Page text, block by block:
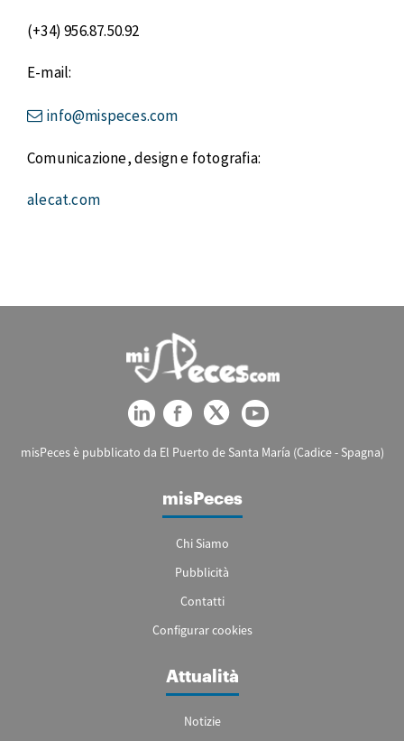
(+34) 956.87.50.92
E-mail:
info@mispeces.com
Comunicazione, design e fotografia:
alecat.com
misPeces è pubblicato da El Puerto de Santa María (Cadice - Spagna)
misPeces
Chi Siamo
Pubblicità
Contatti
Configurar cookies
Attualità
Notizie